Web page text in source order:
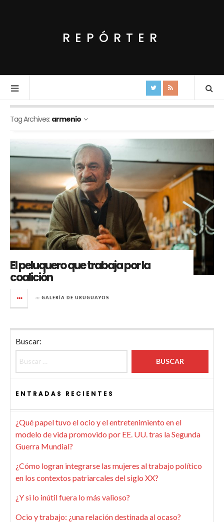
REPÓRTER
Tag Archives: armenio
El peluquero que trabaja por la
coalición
in GALERÍA DE URUGUAYOS
Buscar:
ENTRADAS RECIENTES
¿Qué papel tuvo el ocio y el entretenimiento en el
modelo de vida promovido por EE. UU. tras la Segunda
Guerra Mundial?
¿Cómo logran integrarse las mujeres al trabajo político
en los contextos patriarcales del siglo XX?
¿Y si lo inútil fuera lo más valioso?
Ocio y trabajo: ¿una relación destinada al ocaso?